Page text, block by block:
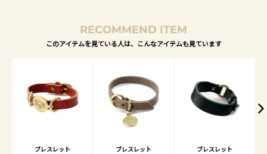
RECOMMEND ITEM
このアイテムを見ている人は、こんなアイテムも見ています
ブレスレット
ブレスレット
ブレスレット